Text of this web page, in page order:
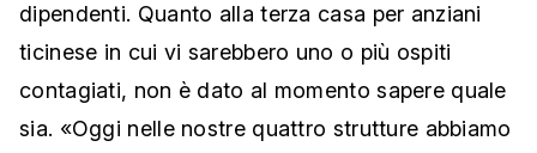
dipendenti. Quanto alla terza casa per anziani
ticinese in cui vi sarebbero uno o più ospiti
contagiati, non è dato al momento sapere quale
sia. «Oggi nelle nostre quattro strutture abbiamo